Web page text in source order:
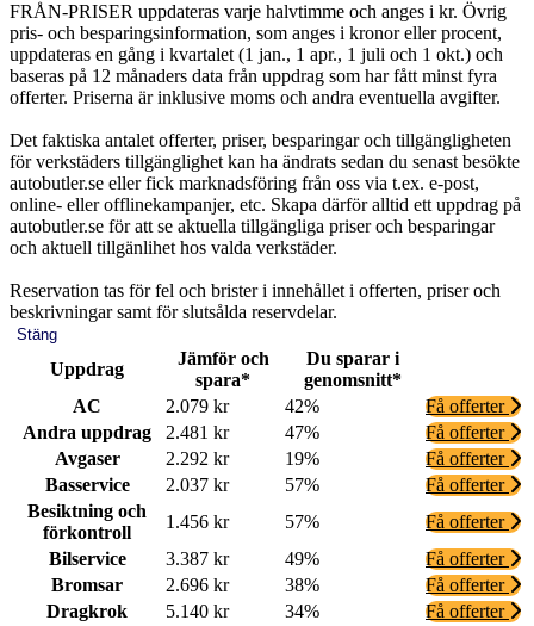
FRÅN-PRISER uppdateras varje halvtimme och anges i kr. Övrig
pris- och besparingsinformation, som anges i kronor eller procent,
uppdateras en gång i kvartalet (1 jan., 1 apr., 1 juli och 1 okt.) och
baseras på 12 månaders data från uppdrag som har fått minst fyra
offerter. Priserna är inklusive moms och andra eventuella avgifter.
Det faktiska antalet offerter, priser, besparingar och tillgängligheten
för verkstäders tillgänglighet kan ha ändrats sedan du senast besökte
autobutler.se eller fick marknadsföring från oss via t.ex. e-post,
online- eller offlinekampanjer, etc. Skapa därför alltid ett uppdrag på
autobutler.se för att se aktuella tillgängliga priser och besparingar
och aktuell tillgänlihet hos valda verkstäder.
Reservation tas för fel och brister i innehållet i offerten, priser och
beskrivningar samt för slutsålda reservdelar.
Stäng
Uppdrag
Jämför och
spara*
Du sparar i
genomsnitt*
AC
2.079 kr 42%
Få offerter
Andra uppdrag
2.481 kr 47%
Få offerter
Avgaser
2.292 kr 19%
Få offerter
Basservice
2.037 kr 57%
Få offerter
Besiktning och
förkontroll
1.456 kr 57%
Få offerter
Bilservice
3.387 kr 49%
Få offerter
Bromsar
2.696 kr 38%
Få offerter
Dragkrok
5.140 kr 34%
Få offerter